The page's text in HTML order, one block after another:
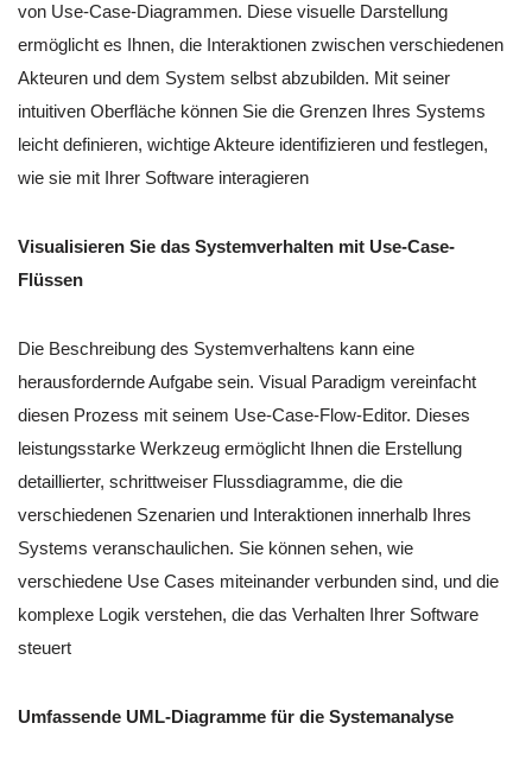
von Use-Case-Diagrammen. Diese visuelle Darstellung
ermöglicht es Ihnen, die Interaktionen zwischen verschiedenen
Akteuren und dem System selbst abzubilden. Mit seiner
intuitiven Oberfläche können Sie die Grenzen Ihres Systems
leicht definieren, wichtige Akteure identifizieren und festlegen,
wie sie mit Ihrer Software interagieren
Visualisieren Sie das Systemverhalten mit Use-Case-
Flüssen
Die Beschreibung des Systemverhaltens kann eine
herausfordernde Aufgabe sein. Visual Paradigm vereinfacht
diesen Prozess mit seinem Use-Case-Flow-Editor. Dieses
leistungsstarke Werkzeug ermöglicht Ihnen die Erstellung
detaillierter, schrittweiser Flussdiagramme, die die
verschiedenen Szenarien und Interaktionen innerhalb Ihres
Systems veranschaulichen. Sie können sehen, wie
verschiedene Use Cases miteinander verbunden sind, und die
komplexe Logik verstehen, die das Verhalten Ihrer Software
steuert
Umfassende UML-Diagramme für die Systemanalyse